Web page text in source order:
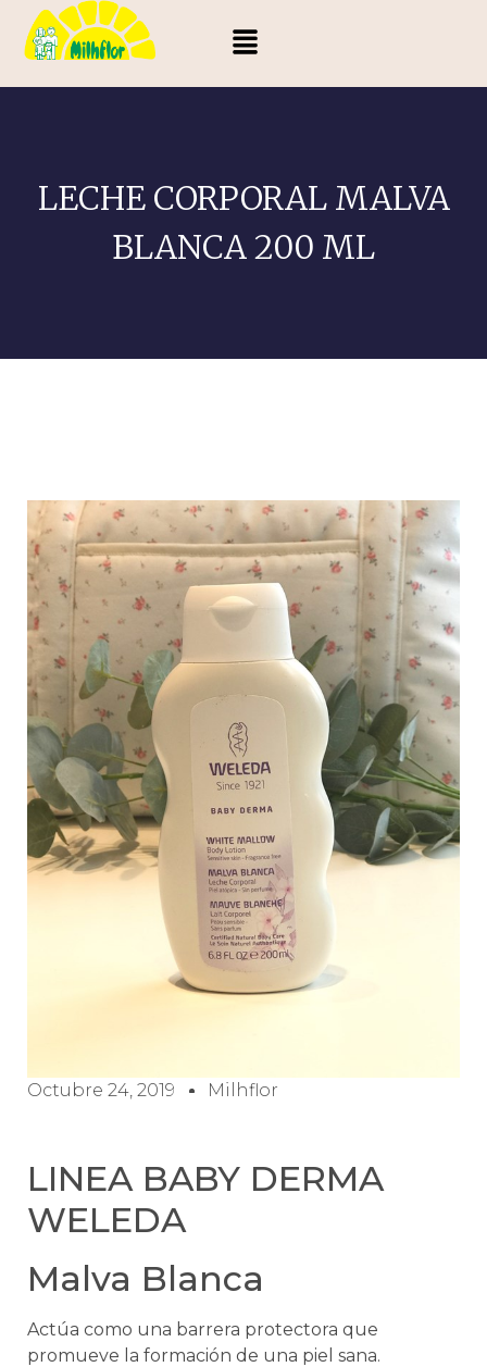
LECHE CORPORAL MALVA
BLANCA 200 ML
Octubre 24, 2019 Milhflor
LINEA BABY DERMA
WELEDA
Malva Blanca
Actúa como una barrera protectora que
promueve la formación de una piel sana.